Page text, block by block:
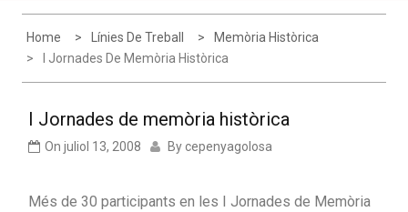
Home Línies De Treball
Memòria Històrica
I Jornades De Memòria Històrica
I Jornades de memòria històrica
On juliol 13, 2008 By cepenyagolosa
Més de 30 participants en les I Jornades de Memòria